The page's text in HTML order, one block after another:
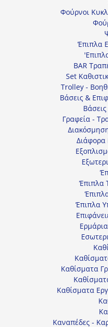
Φούρνοι
Έπιπλα
BAR
Set
Trolley -
Βάσεις &
Γραφεία -
Διάφορα
Έπιπλα
Έπιπλα
Καθίσματα
Καθίσματα
Καναπέδες -